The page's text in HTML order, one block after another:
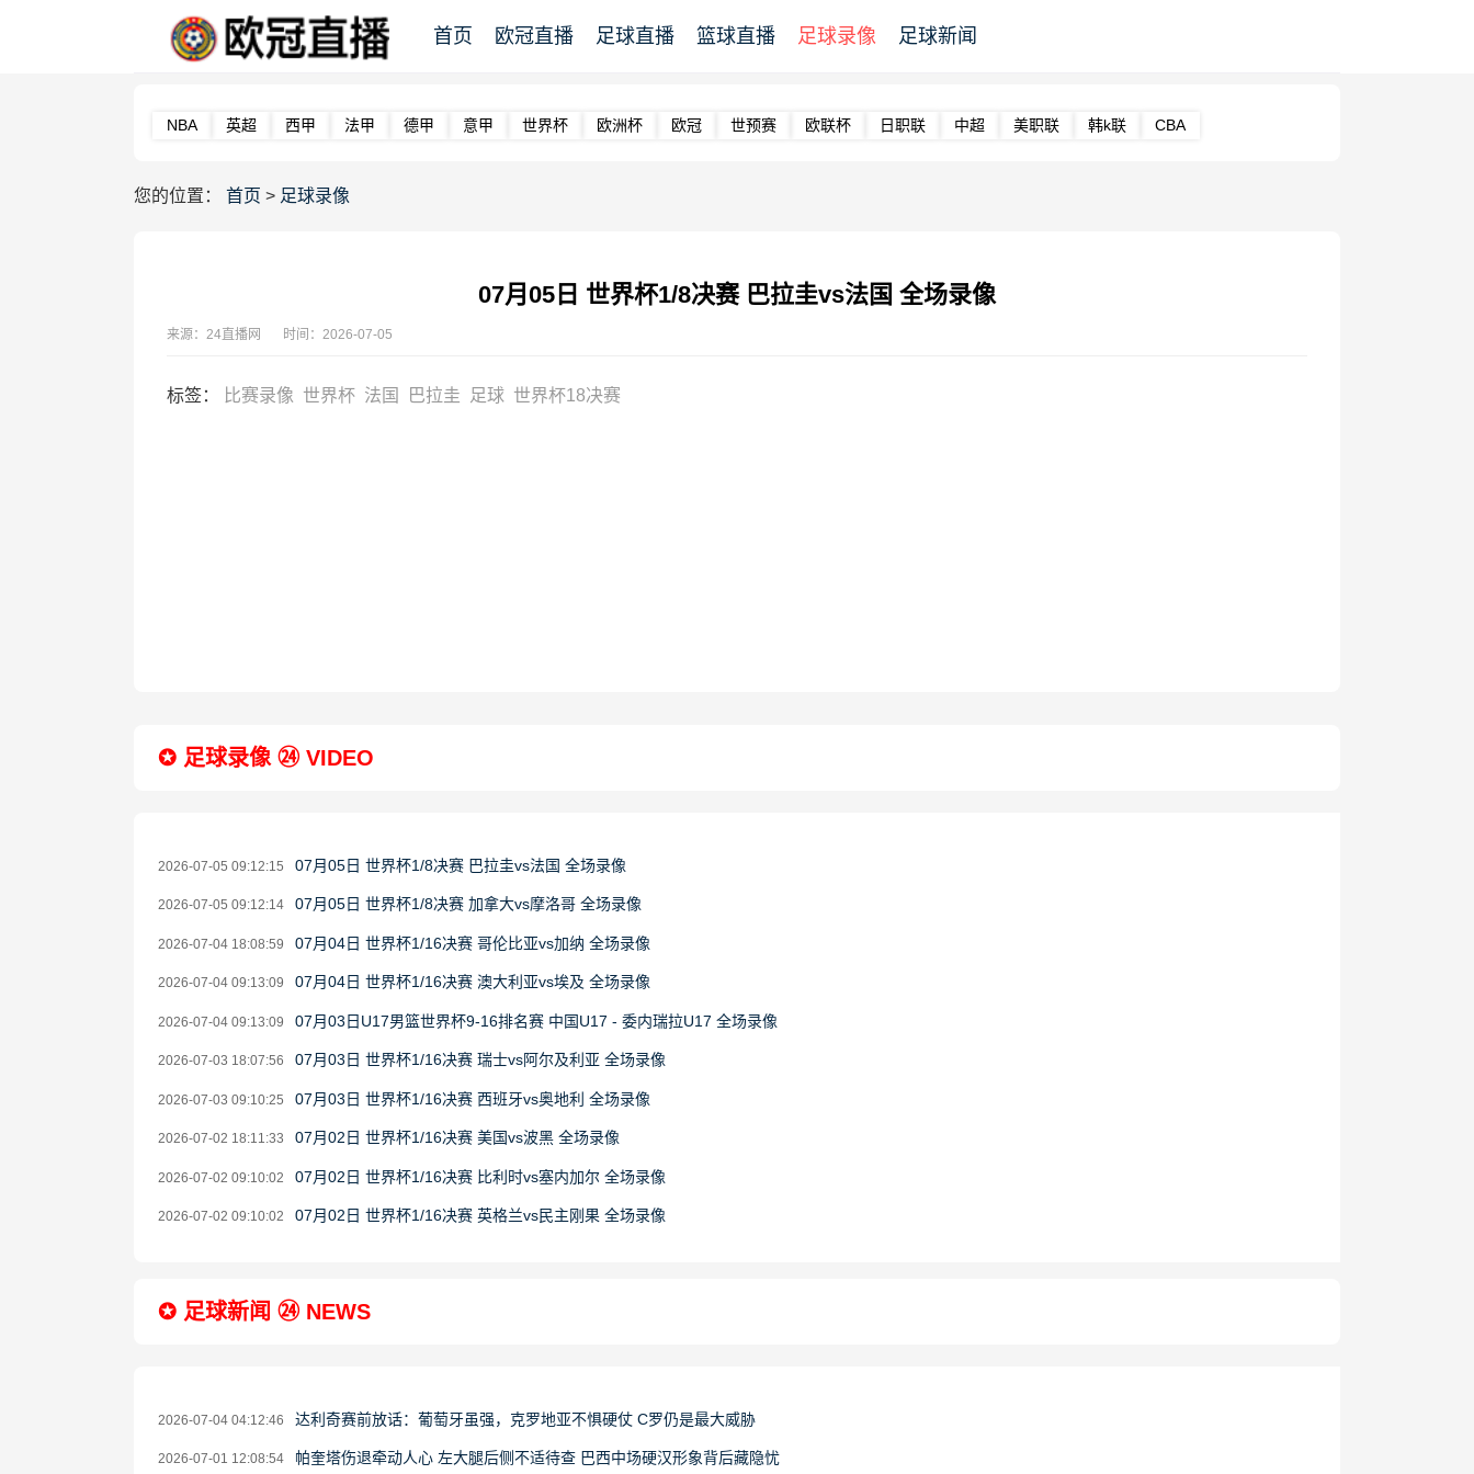
首页 欧冠直播 足球直播 篮球直播 足球录像 足球新闻
NBA 英超 西甲 法甲 德甲 意甲 世界杯 欧洲杯 欧冠 世预赛 欧联杯 日职联 中超 美职联 韩k联 CBA
您的位置： 首页 > 足球录像
07月05日 世界杯1/8决赛 巴拉圭vs法国 全场录像
来源：24直播网 时间：2026-07-05
标签： 比赛录像 世界杯 法国 巴拉圭 足球 世界杯18决赛
✪ 足球录像 ㉔ VIDEO
2026-07-05 09:12:15 07月05日 世界杯1/8决赛 巴拉圭vs法国 全场录像
2026-07-05 09:12:14 07月05日 世界杯1/8决赛 加拿大vs摩洛哥 全场录像
2026-07-04 18:08:59 07月04日 世界杯1/16决赛 哥伦比亚vs加纳 全场录像
2026-07-04 09:13:09 07月04日 世界杯1/16决赛 澳大利亚vs埃及 全场录像
2026-07-04 09:13:09 07月03日U17男篮世界杯9-16排名赛 中国U17 - 委内瑞拉U17 全场录像
2026-07-03 18:07:56 07月03日 世界杯1/16决赛 瑞士vs阿尔及利亚 全场录像
2026-07-03 09:10:25 07月03日 世界杯1/16决赛 西班牙vs奥地利 全场录像
2026-07-02 18:11:33 07月02日 世界杯1/16决赛 美国vs波黑 全场录像
2026-07-02 09:10:02 07月02日 世界杯1/16决赛 比利时vs塞内加尔 全场录像
2026-07-02 09:10:02 07月02日 世界杯1/16决赛 英格兰vs民主刚果 全场录像
✪ 足球新闻 ㉔ NEWS
2026-07-04 04:12:46 达利奇赛前放话：葡萄牙虽强，克罗地亚不惧硬仗 C罗仍是最大威胁
2026-07-01 12:08:54 帕奎塔伤退牵动人心 左大腿后侧不适待查 巴西中场硬汉形象背后藏隐忧